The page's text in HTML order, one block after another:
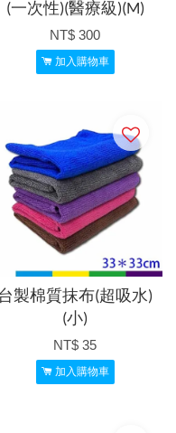
(一次性)(醫療級)(M)
NT$ 300
加入購物車
製棉質抹布(超吸水)
(小)
NT$ 35
加入購物車